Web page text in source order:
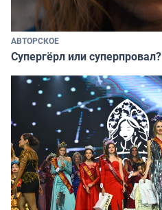
АВТОРСКОЕ
Супергёрл или суперпровал?